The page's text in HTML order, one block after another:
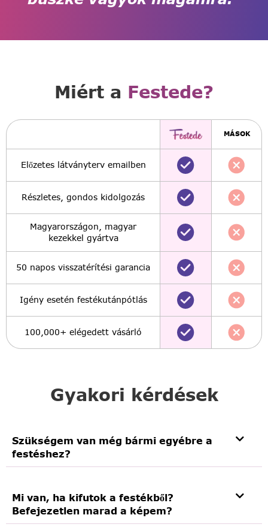
Gyakori kérdések
Szükségem van még bármi egyébre a
festéshez?
Mi van, ha kifutok a festékből?
Befejezetlen marad a képem?
Miért a Festede?
MÁSOK
Előzetes látványterv emailben
Részletes, gondos kidolgozás
Magyarországon, magyar
kezekkel gyártva
50 napos visszatérítési garancia
Igény esetén festékutánpótlás
100,000+ elégedett vásárló